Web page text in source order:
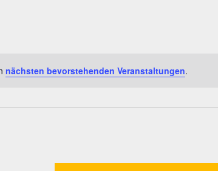
nächsten bevorstehenden Veranstaltungen.